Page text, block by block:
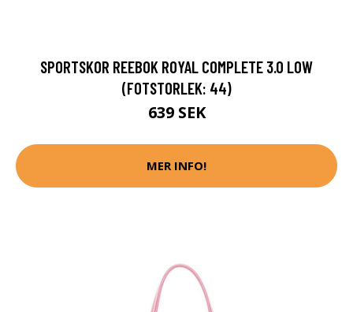
SPORTSKOR REEBOK ROYAL COMPLETE 3.0 LOW
(FOTSTORLEK: 44)
639 SEK
MER INFO!